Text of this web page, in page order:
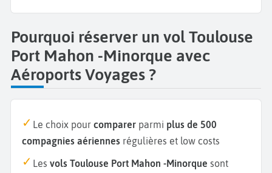
Pourquoi réserver un vol Toulouse
Port Mahon -Minorque avec
Aéroports Voyages ?
Le choix pour comparer parmi plus de 500
compagnies aériennes régulières et low costs
Les vols Toulouse Port Mahon -Minorque sont